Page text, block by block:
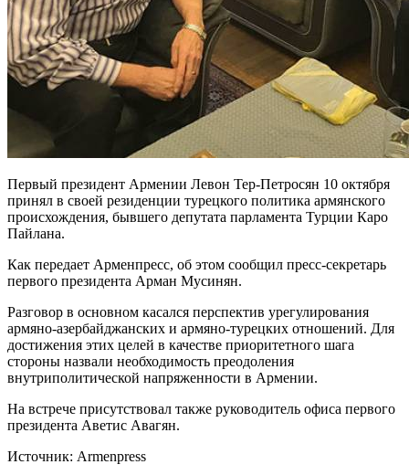
Первый президент Армении Левон Тер-Петросян 10 октября
принял в своей резиденции турецкого политика армянского
происхождения, бывшего депутата парламента Турции Каро
Пайлана.
Как передает Арменпресс, об этом сообщил пресс-секретарь
первого президента Арман Мусинян.
Разговор в основном касался перспектив урегулирования
армяно-азербайджанских и армяно-турецких отношений. Для
достижения этих целей в качестве приоритетного шага
стороны назвали необходимость преодоления
внутриполитической напряженности в Армении.
На встрече присутствовал также руководитель офиса первого
президента Аветис Авагян.
Источник: Armenpress